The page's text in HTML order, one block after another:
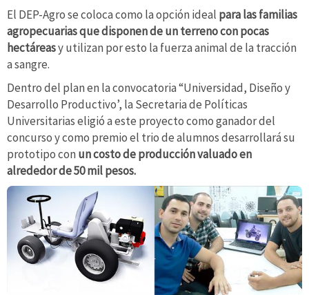
El DEP-Agro se coloca como la opción ideal para las familias
agropecuarias que disponen de un terreno con pocas
hectáreasy utilizan por esto la fuerza animal de la tracción
a sangre.
Dentro del plan en la convocatoria “Universidad, Diseño y
Desarrollo Productivo’, la Secretaria de Políticas
Universitarias eligió a este proyecto como ganador del
concurso y como premio el trio de alumnos desarrollará su
prototipo con un costo de producción valuado en
alrededor de 50 mil pesos.